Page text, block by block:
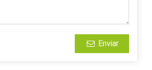
Enviar